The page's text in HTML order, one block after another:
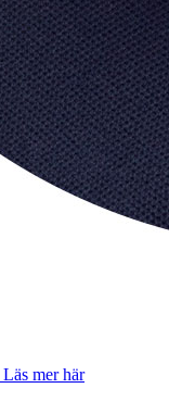
Läs mer här